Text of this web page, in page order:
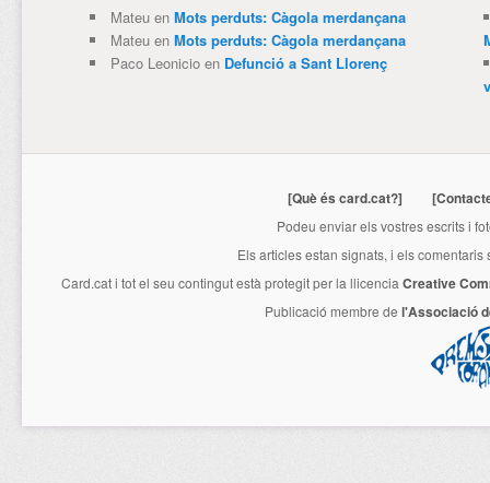
Mateuen Mots perduts: Càgola merdançana
Mateuen Mots perduts: Càgola merdançana
Paco Leonicioen Defunció a Sant Llorenç
[Què és card.cat?]
Podeu enviar els vostres escrits i
Els articles estan signats, i els
Card.cati tot el seu contingut està protegit per la llicencia Creative
Publicació membre de l'Associació